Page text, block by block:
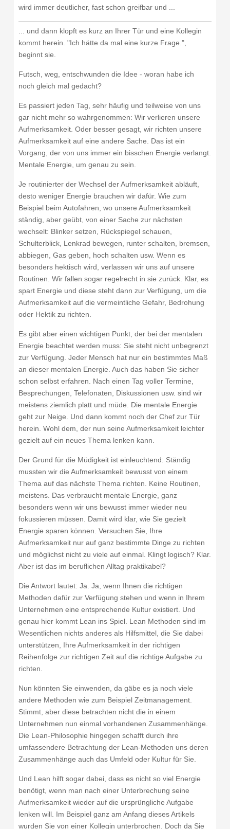
wird immer deutlicher, fast schon greifbar und ...
... und dann klopft es kurz an Ihrer Tür und eine Kollegin
kommt herein. "Ich hätte da mal eine kurze Frage.",
beginnt sie.
Futsch, weg, entschwunden die Idee - woran habe ich
noch gleich mal gedacht?
Es passiert jeden Tag, sehr häufig und teilweise von uns
gar nicht mehr so wahrgenommen: Wir verlieren unsere
Aufmerksamkeit. Oder besser gesagt, wir richten unsere
Aufmerksamkeit auf eine andere Sache. Das ist ein
Vorgang, der von uns immer ein bisschen Energie verlangt.
Mentale Energie, um genau zu sein.
Je routinierter der Wechsel der Aufmerksamkeit abläuft,
desto weniger Energie brauchen wir dafür. Wie zum
Beispiel beim Autofahren, wo unsere Aufmerksamkeit
ständig, aber geübt, von einer Sache zur nächsten
wechselt: Blinker setzen, Rückspiegel schauen,
Schulterblick, Lenkrad bewegen, runter schalten, bremsen,
abbiegen, Gas geben, hoch schalten usw. Wenn es
besonders hektisch wird, verlassen wir uns auf unsere
Routinen. Wir fallen sogar regelrecht in sie zurück. Klar, es
spart Energie und diese steht dann zur Verfügung, um die
Aufmerksamkeit auf die vermeintliche Gefahr, Bedrohung
oder Hektik zu richten.
Es gibt aber einen wichtigen Punkt, der bei der mentalen
Energie beachtet werden muss: Sie steht nicht unbegrenzt
zur Verfügung. Jeder Mensch hat nur ein bestimmtes Maß
an dieser mentalen Energie. Auch das haben Sie sicher
schon selbst erfahren. Nach einen Tag voller Termine,
Besprechungen, Telefonaten, Diskussionen usw. sind wir
meistens ziemlich platt und müde. Die mentale Energie
geht zur Neige. Und dann kommt noch der Chef zur Tür
herein. Wohl dem, der nun seine Aufmerksamkeit leichter
gezielt auf ein neues Thema lenken kann.
Der Grund für die Müdigkeit ist einleuchtend: Ständig
mussten wir die Aufmerksamkeit bewusst von einem
Thema auf das nächste Thema richten. Keine Routinen,
meistens. Das verbraucht mentale Energie, ganz
besonders wenn wir uns bewusst immer wieder neu
fokussieren müssen. Damit wird klar, wie Sie gezielt
Energie sparen können. Versuchen Sie, Ihre
Aufmerksamkeit nur auf ganz bestimmte Dinge zu richten
und möglichst nicht zu viele auf einmal. Klingt logisch? Klar.
Aber ist das im beruflichen Alltag praktikabel?
Die Antwort lautet: Ja. Ja, wenn Ihnen die richtigen
Methoden dafür zur Verfügung stehen und wenn in Ihrem
Unternehmen eine entsprechende Kultur existiert. Und
genau hier kommt Lean ins Spiel. Lean Methoden sind im
Wesentlichen nichts anderes als Hilfsmittel, die Sie dabei
unterstützen, Ihre Aufmerksamkeit in der richtigen
Reihenfolge zur richtigen Zeit auf die richtige Aufgabe zu
richten.
Nun könnten Sie einwenden, da gäbe es ja noch viele
andere Methoden wie zum Beispiel Zeitmanagement.
Stimmt, aber diese betrachten nicht die in einem
Unternehmen nun einmal vorhandenen Zusammenhänge.
Die Lean-Philosophie hingegen schafft durch ihre
umfassendere Betrachtung der Lean-Methoden uns deren
Zusammenhänge auch das Umfeld oder Kultur für Sie.
Und Lean hilft sogar dabei, dass es nicht so viel Energie
benötigt, wenn man nach einer Unterbrechung seine
Aufmerksamkeit wieder auf die ursprüngliche Aufgabe
lenken will. Im Beispiel ganz am Anfang dieses Artikels
wurden Sie von einer Kollegin unterbrochen. Doch da Sie